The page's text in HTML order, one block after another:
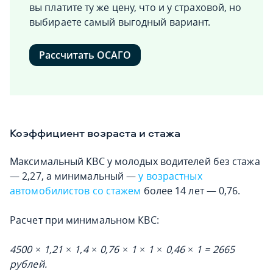
вы платите ту же цену, что и у страховой, но
выбираете самый выгодный вариант.
Рассчитать ОСАГО
Коэффициент возраста и стажа
Максимальный КВС у молодых водителей без стажа
— 2,27, а минимальный —у возрастных
автомобилистов со стажем более 14 лет — 0,76.
Расчет при минимальном КВС:
4500 × 1,21 × 1,4 × 0,76 × 1 × 1 × 0,46 × 1 = 2665
рублей.